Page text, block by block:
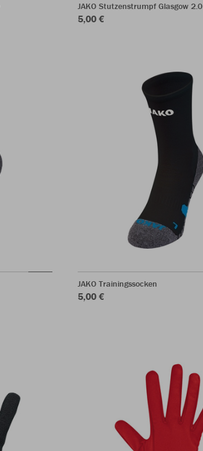
JAKO Stutzenstrumpf Glasgow 2.0
5,00 €
JAKO Trainingssocken
5,00 €